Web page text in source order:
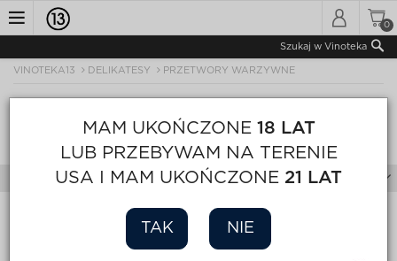
Toggle
0
Szukaj w Vinoteka
VINOTEKA13 DELIKATESY PRZETWORY WARZYWNE
PRZETWORY WARZYWNE
Filtry
Sortuj Wyświetl Strona 1 z 1
MAM UKOŃCZONE 18 LAT
LUB PRZEBYWAM NA TERENIE
USA I MAM UKOŃCZONE 21 LAT
TAK NIE